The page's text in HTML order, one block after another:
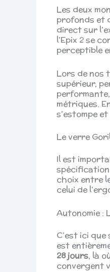
Les deux
profonds et
direct sur
l’Epix 2 se
perceptible
Lors de nos
supérieur,
métriques.
s’estompe
Le verre
Il est
spécification
choix entre
celui de
Autonomie :
C’est ici
est
28 jours, là
convergent